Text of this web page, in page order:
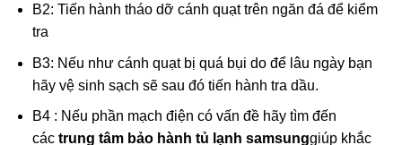
B2: Tiến hành tháo dỡ cánh quạt trên ngăn đá để kiểm
tra
B3: Nếu như cánh quạt bị quá bụi do để lâu ngày bạn
hãy vệ sinh sạch sẽ sau đó tiến hành tra dầu.
B4 : Nếu phần mạch điện có vấn đề hãy tìm đến
các trung tâm bảo hành tủ lạnh samsunggiúp khắc